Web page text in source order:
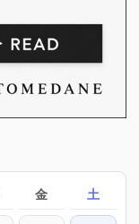
金 土